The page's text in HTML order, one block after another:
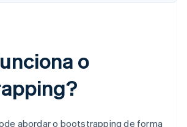
o
abordar o bootstrapping de forma